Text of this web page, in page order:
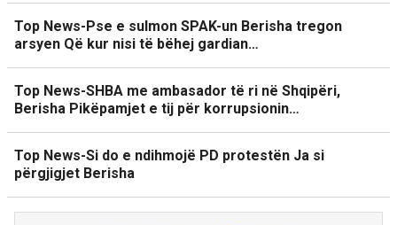
Top News-Pse e sulmon SPAK-un Berisha tregon
arsyen Që kur nisi të bëhej gardian…
Top News-SHBA me ambasador të ri në Shqipëri,
Berisha Pikëpamjet e tij për korrupsionin…
Top News-Si do e ndihmojë PD protestën Ja si
përgjigjet Berisha